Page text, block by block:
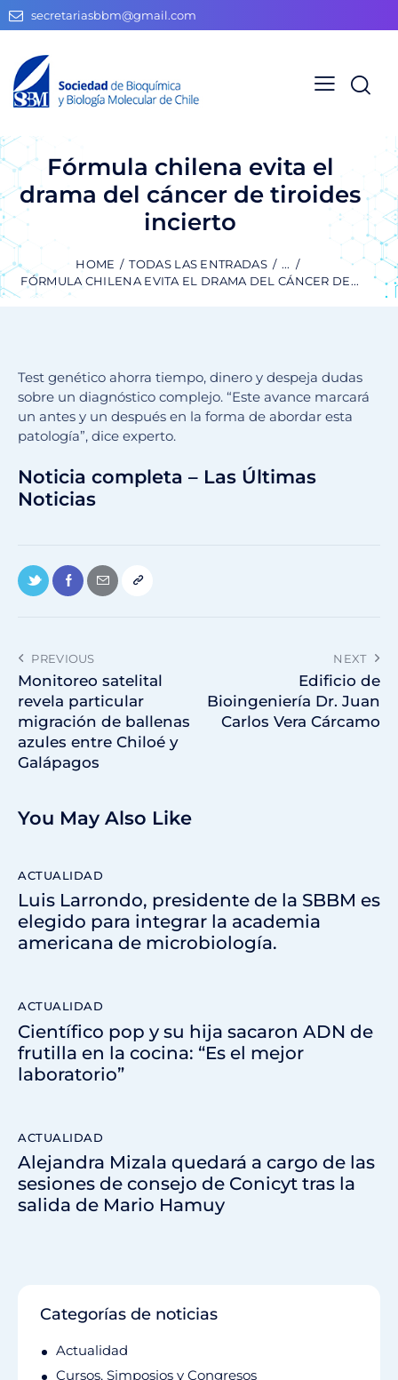
secretariasbbm@gmail.com
Fórmula chilena evita el
drama del cáncer de tiroides
incierto
HOME TODAS LAS ENTRADAS
...
FÓRMULA CHILENA EVITA EL DRAMA DEL CÁNCER DE...
Test genético ahorra tiempo, dinero y despeja dudas
sobre un diagnóstico complejo. “Este avance marcará
un antes y un después en la forma de abordar esta
patología”, dice experto.
Noticia completa – Las Últimas
Noticias
PREVIOUS
Monitoreo satelital
revela particular
migración de ballenas
azules entre Chiloé y
Galápagos
NEXT
Edificio de
Bioingeniería Dr. Juan
Carlos Vera Cárcamo
You May Also Like
ACTUALIDAD
Luis Larrondo, presidente de la SBBM es
elegido para integrar la academia
americana de microbiología.
ACTUALIDAD
Científico pop y su hija sacaron ADN de
frutilla en la cocina: “Es el mejor
laboratorio”
ACTUALIDAD
Alejandra Mizala quedará a cargo de las
sesiones de consejo de Conicyt tras la
salida de Mario Hamuy
Categorías de noticias
Actualidad
Cursos, Simposios y Congresos